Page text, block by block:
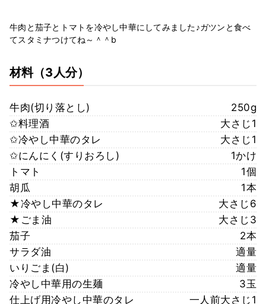
牛肉と茄子とトマトを冷やし中華にしてみました♪ガツンと食べ
てスタミナつけてね～＾＾b
材料（3人分）
牛肉(切り落とし)
250g
✩料理酒
大さじ1
✩冷やし中華のタレ
大さじ1
✩にんにく(すりおろし)
1かけ
トマト
1個
胡瓜
1本
★冷やし中華のタレ
大さじ6
★ごま油
大さじ3
茄子
2本
サラダ油
適量
いりごま(白)
適量
冷やし中華用の生麺
3玉
仕上げ用冷やし中華のタレ
一人前大さじ1